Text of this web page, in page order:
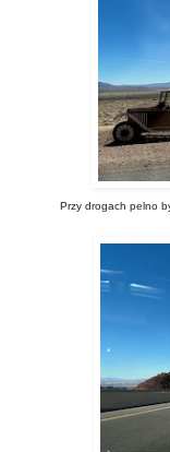
Przy drogach pelno